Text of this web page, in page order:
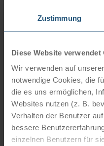
Zustimmung
Diese Website verwendet
Wir verwenden auf
notwendige Cookies, die
die es uns ermöglichen,
Websites nutzen (z. B.
Verhalten der Benutzer
bessere
einzelnen Benutzern für
Unsere
Radreisen,